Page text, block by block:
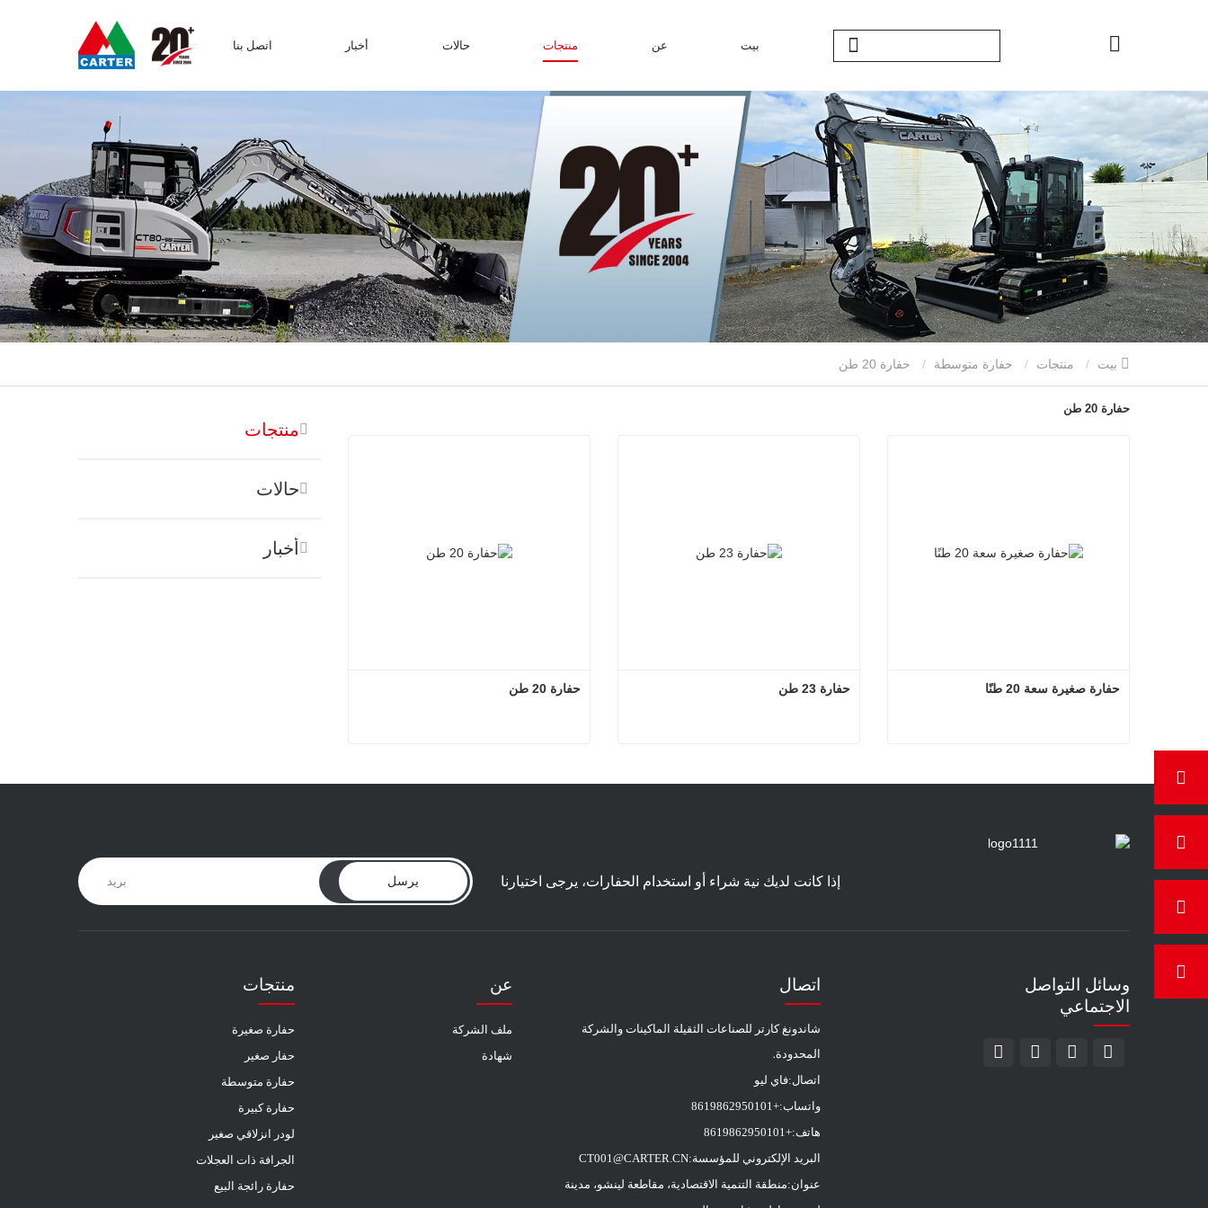
بيت عن منتجات حالات أخبار اتصل بنا
منتجات حفارة متوسطة
منتجات
حالات
أخبار
حفارة 20 طن
حفارة 20 طن
اتصل الآن
حفارة 23 طن
اتصل الآن
حفارة صغيرة سعة 20 طنًا
اتصل الآن
إذا كانت لديك نية شراء أو استخدام الحفارات، يرجى اختيارنا يرسل
عن
ملف الشركة
شهادة
منتجات
حفارة صغيرة
حفار صغير
حفارة متوسطة
حفارة كبيرة
لودر انزلاقي صغير
الجرافة ذات العجلات
حفارة رائجة البيع
اتصال
شاندونغ كارتر للصناعات الثقيلة الماكينات والشركة
المحدودة.
اتصال:فاي ليو
واتساب:+8619862950101
هاتف:+8619862950101
البريد الإلكتروني للمؤسسة:CT001@CARTER.CN
عنوان:منطقة التنمية الاقتصادية، مقاطعة لينشو، مدينة
وسائل التواصل
الاجتماعي